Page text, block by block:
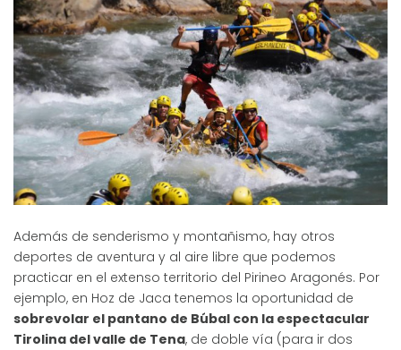
Además de senderismo y montañismo, hay otros
deportes de aventura y al aire libre que podemos
practicar en el extenso territorio del Pirineo Aragonés. Por
ejemplo, en Hoz de Jaca tenemos la oportunidad de
sobrevolar el pantano de Búbal con la espectacular
Tirolina del valle de Tena, de doble vía (para ir dos